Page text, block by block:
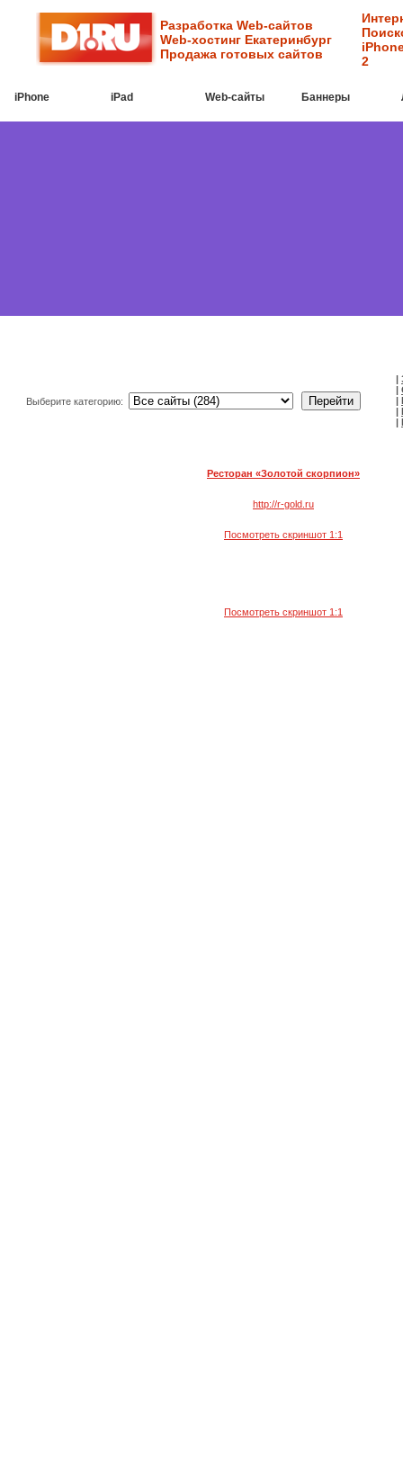
Разработка Web-сайтов
Web-хостинг Екатеринбург
Продажа готовых сайтов
2
iPhone iPad Web-cайты Баннеры
Выберите категорию:
|
|
|
|
|
Ресторан «Золотой скорпион»
http://r-gold.ru
Посмотреть скриншот 1:1
Посмотреть скриншот 1:1